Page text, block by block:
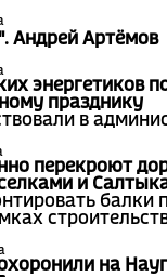
Андрей Артёмов
энергетиков
празднику
в
перекроют
и
балки
на